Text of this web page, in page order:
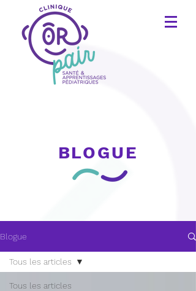
BLOGUE
Blogue
Tous les articles
Tous les articles